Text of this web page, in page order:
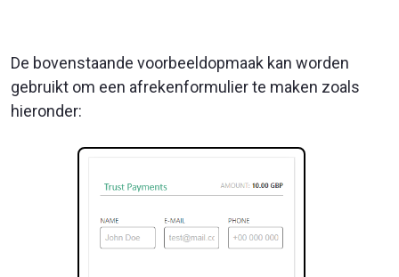
De bovenstaande voorbeeldopmaak kan worden
gebruikt om een afrekenformulier te maken zoals
hieronder: